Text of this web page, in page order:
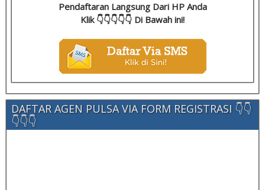
Pendaftaran Langsung Dari HP Anda
Klik 👇👇👇👇👇 Di Bawah ini!
DAFTAR AGEN PULSA VIA FORM REGISTRASI 👇👇
👇👇👇